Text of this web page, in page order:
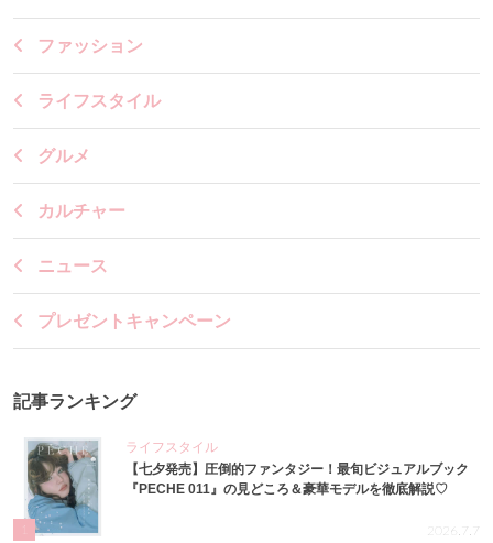
ファッション
ライフスタイル
グルメ
カルチャー
ニュース
プレゼントキャンペーン
記事ランキング
ライフスタイル
【七夕発売】圧倒的ファンタジー！最旬ビジュアルブック
『PECHE 011』の見どころ＆豪華モデルを徹底解説♡
2026.7.7